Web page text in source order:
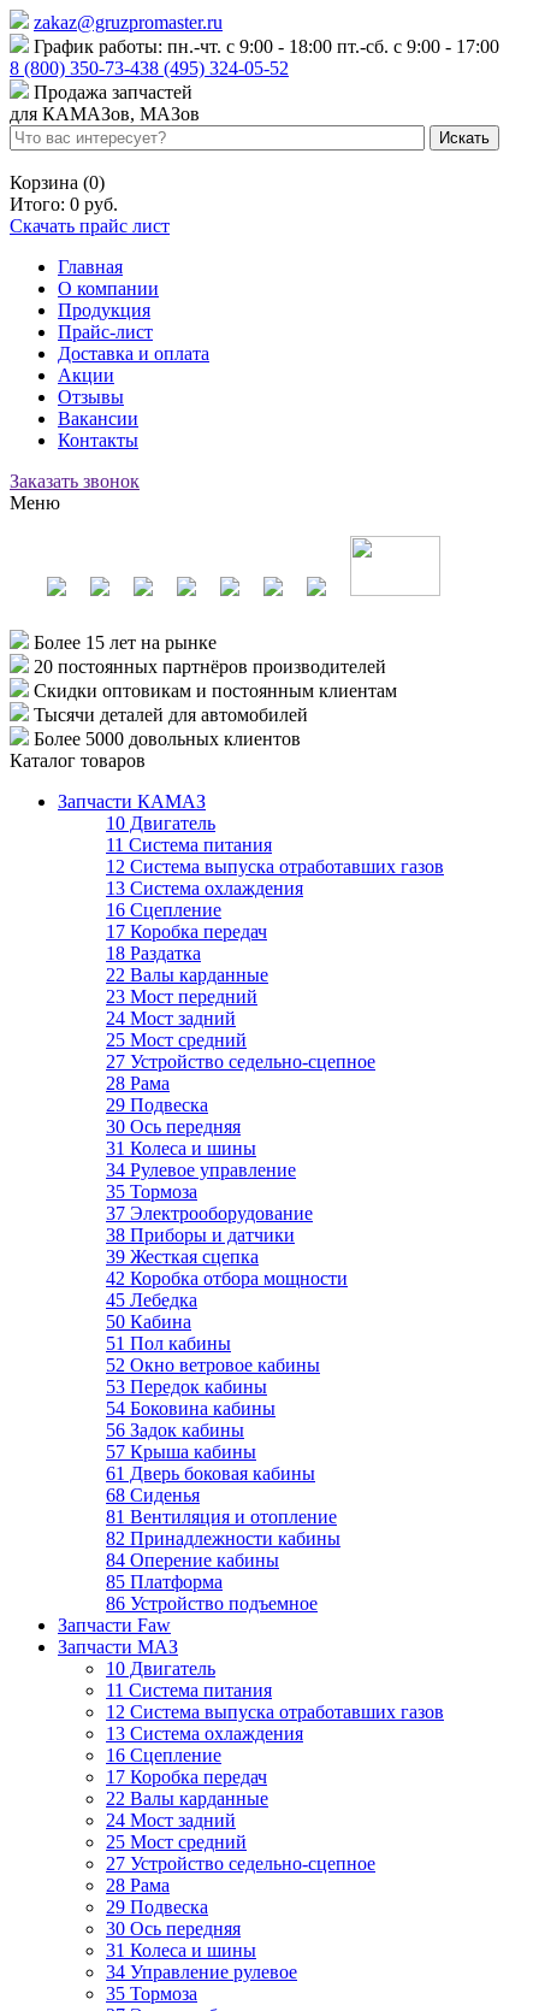
zakaz@gruzpromaster.ru
График работы: пн.-чт. с 9:00 - 18:00 пт.-сб. с 9:00 - 17:00
8 (800) 350-73-438 (495) 324-05-52
Продажа запчастей
для КАМАЗов, МАЗов
Корзина (0)
Итого: 0 руб.
Скачать прайс лист
Главная
О компании
Продукция
Прайс-лист
Доставка и оплата
Акции
Отзывы
Вакансии
Контакты
Заказать звонок
Меню
Более 15 лет на рынке
20 постоянных партнёров производителей
Скидки оптовикам и постоянным клиентам
Тысячи деталей для автомобилей
Более 5000 довольных клиентов
Каталог товаров
Запчасти КАМАЗ
10 Двигатель
11 Система питания
12 Система выпуска отработавших газов
13 Система охлаждения
16 Сцепление
17 Коробка передач
18 Раздатка
22 Валы карданные
23 Мост передний
24 Мост задний
25 Мост средний
27 Устройство седельно-сцепное
28 Рама
29 Подвеска
30 Ось передняя
31 Колеса и шины
34 Рулевое управление
35 Тормоза
37 Электрооборудование
38 Приборы и датчики
39 Жесткая сцепка
42 Коробка отбора мощности
45 Лебедка
50 Кабина
51 Пол кабины
52 Окно ветровое кабины
53 Передок кабины
54 Боковина кабины
56 Задок кабины
57 Крыша кабины
61 Дверь боковая кабины
68 Сиденья
81 Вентиляция и отопление
82 Принадлежности кабины
84 Оперение кабины
85 Платформа
86 Устройство подъемное
Запчасти Faw
Запчасти МАЗ
10 Двигатель
11 Система питания
12 Система выпуска отработавших газов
13 Система охлаждения
16 Сцепление
17 Коробка передач
22 Валы карданные
24 Мост задний
25 Мост средний
27 Устройство седельно-сцепное
28 Рама
29 Подвеска
30 Ось передняя
31 Колеса и шины
34 Управление рулевое
35 Тормоза